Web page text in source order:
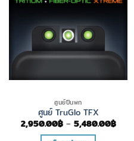
ศูนย์ปืนพก
ศูนย์ TruGlo TFX
2,950.00฿ – 5,480.00฿Price
range: